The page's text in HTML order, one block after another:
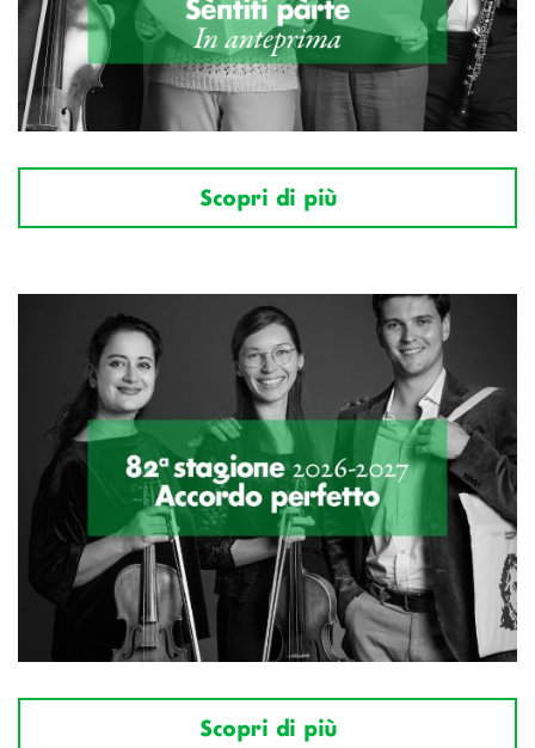
Scopri di più
Scopri di più